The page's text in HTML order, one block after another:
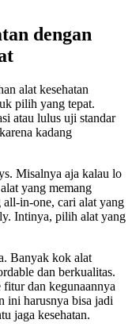
dengan
alat kesehatan
pilih yang tepat.
atau lulus uji standar
kadang
Misalnya aja kalau lo
yang memang
in-one, cari alat yang
Intinya, pilih alat yang
Banyak kok alat
dan berkualitas.
fitur dan kegunaannya
ini harusnya bisa jadi
jaga kesehatan.